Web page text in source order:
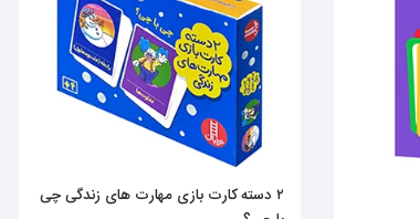
۲ دسته کارت بازی مهارت های زندگی چی